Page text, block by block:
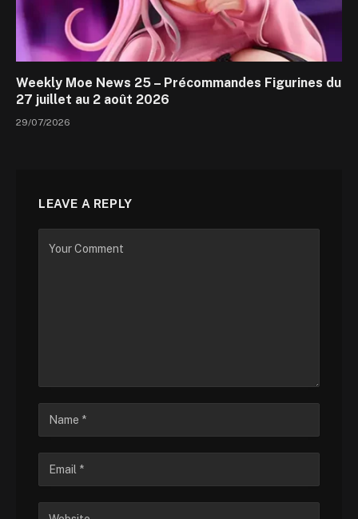
Weekly Moe News 25 – Précommandes Figurines du
27 juillet au 2 août 2026
29/07/2026
LEAVE A REPLY